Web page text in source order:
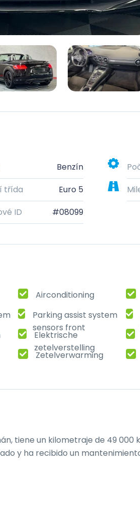
Benzín
třída Euro 5
ID #08099
Airconditioning
Parking assist system
sensors front
Elektrische
zetelverstelling
Zetelverwarming
tiene un kilometraje de 49
y ha recibido un